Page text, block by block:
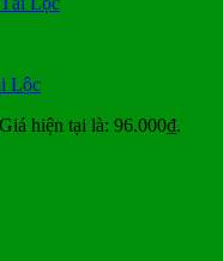
Lộc
Giá hiện tại là: 96.000₫.